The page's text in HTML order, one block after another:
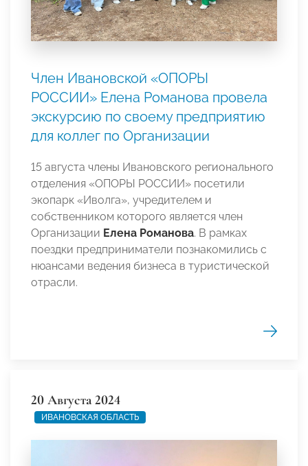
Член Ивановской «ОПОРЫ
РОССИИ» Елена Романова провела
экскурсию по своему предприятию
для коллег по Организации
15 августа члены Ивановского регионального
отделения «ОПОРЫ РОССИИ» посетили
экопарк «Иволга», учредителем и
собственником которого является член
Организации Елена Романова. В рамках
поездки предприниматели познакомились с
нюансами ведения бизнеса в туристической
отрасли.
20 Августа 2024
ИВАНОВСКАЯ ОБЛАСТЬ